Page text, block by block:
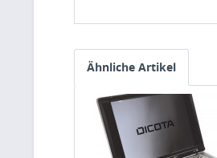
Ähnliche Artikel